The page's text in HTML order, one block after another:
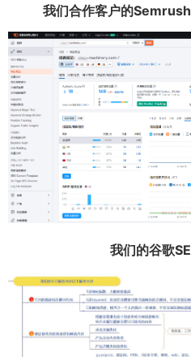
我们合作客户的
我们的谷歌